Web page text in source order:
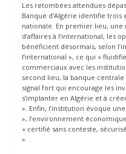
Les retombées attendues
Banque d’Algérie identifie
nationale. En premier lieu,
d’affaires à l’international, les
bénéficient désormais, selon
l’international », ce qui «
commerciaux avec les
second lieu, la banque
signal fort qui encourage les
s’implanter en Algérie et à
». Enfin, l’institution évoque
», l’environnement
« certifié sans conteste,
».